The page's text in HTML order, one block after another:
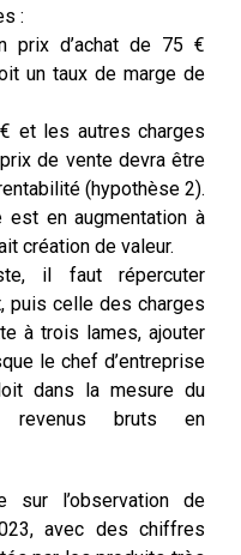
:
prix d’achat de 75 €
un taux de marge de
et les autres charges
de vente devra être
(hypothèse 2).
est en augmentation à
création de valeur.
il faut répercuter
puis celle des charges
à trois lames, ajouter
le chef d’entreprise
dans la mesure du
revenus bruts en
sur l’observation de
avec des chiffres